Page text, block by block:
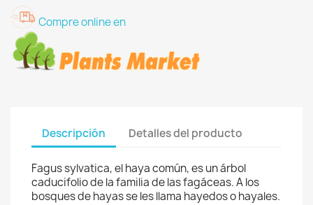
Compre online en
Descripción Detalles del producto
Fagus sylvatica, el haya común, es un árbol
caducifolio de la familia de las fagáceas. A los
bosques de hayas se les llama hayedos o hayales.